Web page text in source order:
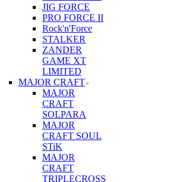
JIG FORCE
PRO FORCE II
Rock'n'Force
STALKER
ZANDER
GAME XT
LIMITED
MAJOR CRAFT
MAJOR
CRAFT
SOLPARA
MAJOR
CRAFT SOUL
STiK
MAJOR
CRAFT
TRIPLECROSS